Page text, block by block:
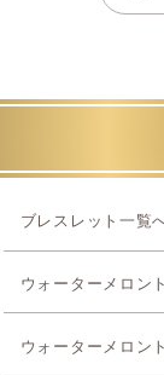
ブレスレット一覧
ウォーターメロン
ウォーターメロン